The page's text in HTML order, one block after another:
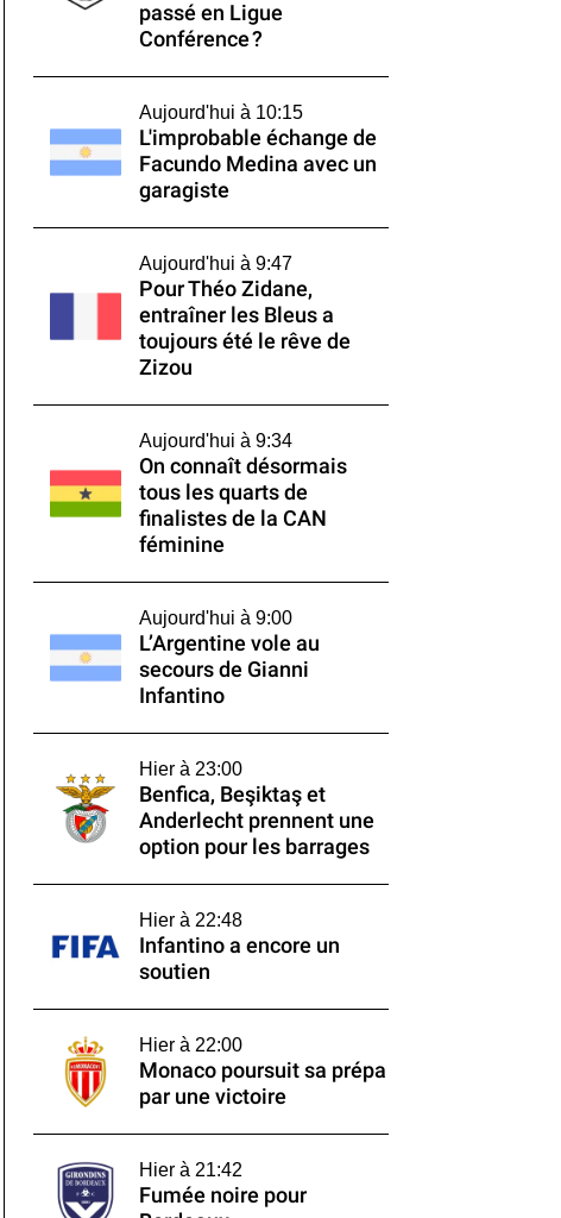
passé en Ligue
Conférence ?
Aujourd'hui à 10:15
L'improbable échange de
Facundo Medina avec un
garagiste
Aujourd'hui à 9:47
Pour Théo Zidane,
entraîner les Bleus a
toujours été le rêve de
Zizou
Aujourd'hui à 9:34
On connaît désormais
tous les quarts de
finalistes de la CAN
féminine
Aujourd'hui à 9:00
L’Argentine vole au
secours de Gianni
Infantino
Hier à 23:00
Benfica, Beşiktaş et
Anderlecht prennent une
option pour les barrages
Hier à 22:48
Infantino a encore un
soutien
Hier à 22:00
Monaco poursuit sa prépa
par une victoire
Hier à 21:42
Fumée noire pour